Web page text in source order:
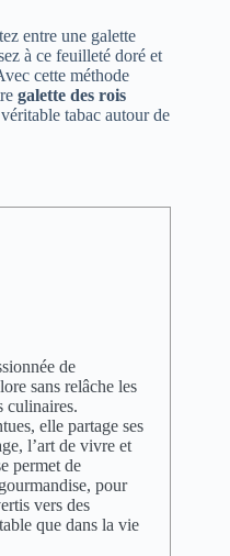
entre une galette
à ce feuilleté doré et
cette méthode
galette des rois
tabac autour de
de
sans relâche les
culinaires.
elle partage ses
l’art de vivre et
permet de
pour
vers des
que dans la vie